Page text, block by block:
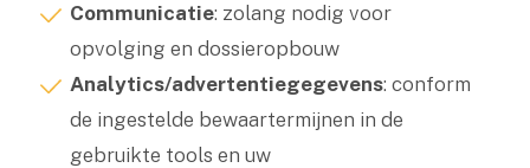
Communicatie: zolang nodig voor
opvolging en dossieropbouw
Analytics/advertentiegegevens: conform
de ingestelde bewaartermijnen in de
gebruikte tools en uw